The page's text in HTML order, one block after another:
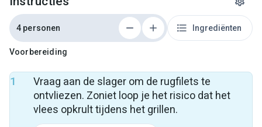
4 personen Ingrediënten
Voorbereiding
1
Vraag aan de slager om de rugfilets te
ontvliezen. Zoniet loop je het risico dat het
vlees opkrult tijdens het grillen.